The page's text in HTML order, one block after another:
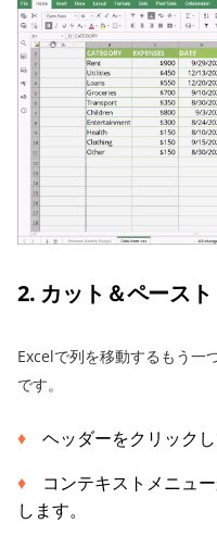
2. カット＆ペースト
Excelで列を移動するもう一
です。
ヘッダーをクリック
コンテキストメニュ
します。